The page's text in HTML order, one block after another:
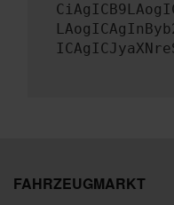
FAHRZEUGMARKT